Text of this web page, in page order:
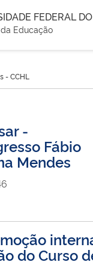
FEDERAL
Educação
- CCHL
-
Fábio
Mendes
do Curso